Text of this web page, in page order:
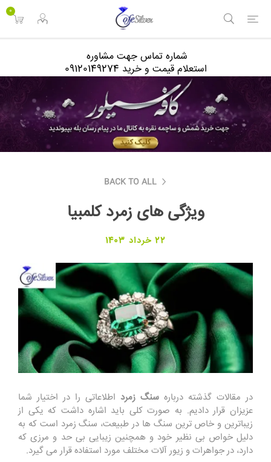
0
شماره تماس جهت مشاوره
استعلام قیمت و خرید 09120149274
BACK TO ALL
ویژگی های زمرد کلمبیا
22 خرداد 1403
در مقالات گذشته درباره سنگ زمرد اطلاعاتی را در اختیار شما
عزیزان قرار دادیم. به صورت کلی باید اشاره داشت که یکی از
زیباترین و خاص ترین سنگ ها در طبیعت، سنگ زمرد است که به
دلیل خواص بی نظیر خود و همچنین زیبایی بی حد و مرزی که
دارد، در جواهرات و زیور آلات مختلف مورد استفاده قرار می گیرد.